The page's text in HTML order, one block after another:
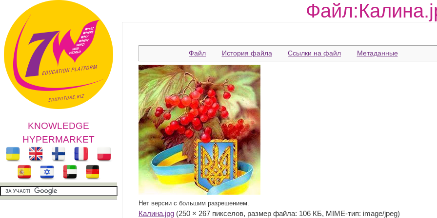
KNOWLEDGE
HYPERMARKET
Файл История файла Ссылки на файл Метаданные
Нет версии с большим разрешением.
Калина.jpg ‎ (250 × 267 пикселов, размер файла: 106 КБ, MIME-тип: image/jpeg)